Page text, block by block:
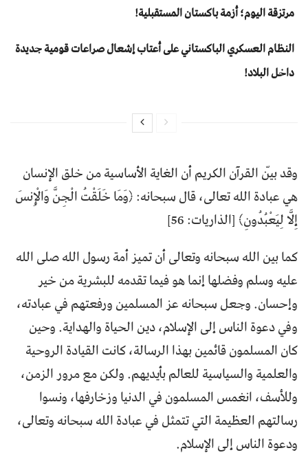
مرتزقة اليوم؛ أزمة باكستان المستقبلية!
النظام العسكري الباكستاني على أعتاب إشعال صراعات قومية جديدة
داخل البلاد!
وقد بيّن القرآن الكريم أن الغاية الأساسية من خلق الإنسان
هي عبادة الله تعالى، قال سبحانه: ﴿وَمَا خَلَقْتُ الْجِنَّ وَالْإِنسَ
إِلَّا لِيَعْبُدُونِ﴾ [الذاريات: 56]
كما بين الله سبحانه وتعالى أن تميز أمة رسول الله صلى الله
عليه وسلم وفضلها إنما هو فيما تقدمه للبشرية من خير
وإحسان. وجعل سبحانه عز المسلمين ورفعتهم في عبادته،
وفي دعوة الناس إلى الإسلام، دين الحياة والهداية. وحين
كان المسلمون قائمين بهذا الرسالة، كانت القيادة الروحية
والعلمية والسياسية للعالم بأيديهم. ولكن مع مرور الزمن،
وللأسف، انغمس المسلمون في الدنيا وزخارفها، ونسوا
رسالتهم العظيمة التي تتمثل في عبادة الله سبحانه وتعالى،
ودعوة الناس إلى الإسلام.